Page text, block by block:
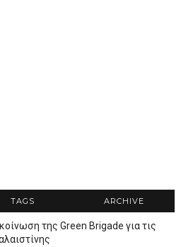
TAGS ARCHIVE
της Green Brigade για τις